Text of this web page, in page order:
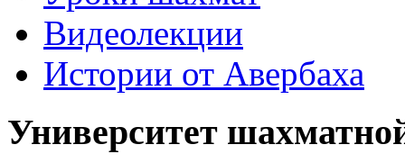
Видеолекции
Истории от Авербаха
Университет